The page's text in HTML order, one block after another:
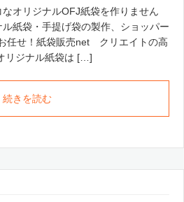
オリジナルOFJ紙袋を作りません
紙袋・手提げ袋の製作、ショッパー
任せ！紙袋販売net クリエイトの高
リジナル紙袋は […]
続きを読む